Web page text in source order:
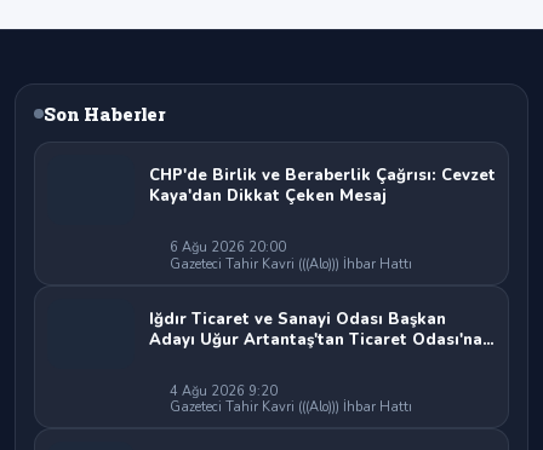
Son Haberler
CHP'de Birlik ve Beraberlik Çağrısı: Cevzet
Kaya'dan Dikkat Çeken Mesaj
6 Ağu 2026 20:00
Gazeteci Tahir Kavri (((Alo))) İhbar Hattı
Iğdır Ticaret ve Sanayi Odası Başkan
Adayı Uğur Artantaş'tan Ticaret Odası'na
Bırakılamaz"
4 Ağu 2026 9:20
Gazeteci Tahir Kavri (((Alo))) İhbar Hattı